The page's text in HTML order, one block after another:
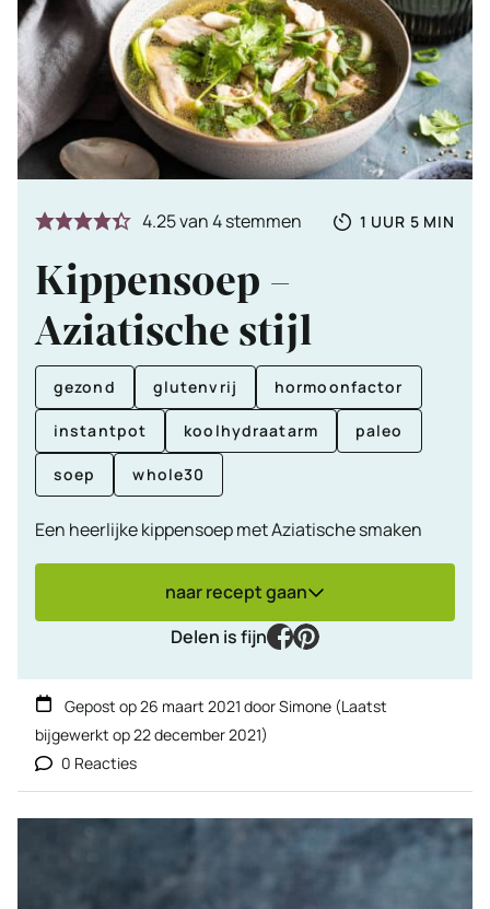
4.25van4stemmen
Totale
1 UUR
UUR 5 MIN
Kippensoep –
Aziatische stijl
gezond glutenvrij hormoonfactor
instantpot koolhydraatarm paleo
soep whole30
Een heerlijke kippensoep met Aziatische smaken
naar recept gaan
Delen is fijn
facebook
pinterest
Gepost op26 maart 2021 doorSimone (Laatst
bijgewerkt op22 december 2021)
0 Reacties